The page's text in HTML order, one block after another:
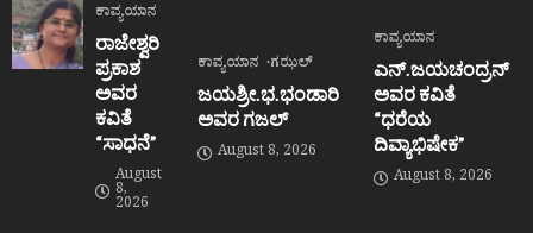
ಕಾವ್ಯಯಾನ
ರಾಜೇಶ್ವರಿ
ಪ್ರಕಾಶ
ಅವರ
ಕವಿತೆ
“ಸಾಧನೆ”
August
8,
2026
ಕಾವ್ಯಯಾನ ಗಝಲ್
ಜಯಶ್ರೀ.ಭ.ಭಂಡಾರಿ
ಅವರ ಗಜಲ್
August 8, 2026
ಕಾವ್ಯಯಾನ
ಎನ್.ಜಯಚಂದ್ರನ್
ಅವರ ಕವಿತೆ
“ಧರೆಯ
ದಿವ್ಯಾಭಿಷೇಕ”
August 8, 2026